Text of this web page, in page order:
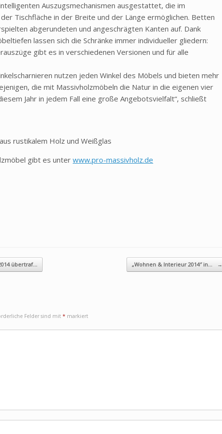
Auszugsmechanismen ausgestattet, die im
Tischfläche in der Breite und der Länge ermöglichen. Betten
abgerundeten und angeschrägten Kanten auf. Dank
lassen sich die Schränke immer individueller gliedern:
gibt es in verschiedenen Versionen und für alle
nutzen jeden Winkel des Möbels und bieten mehr
die mit Massivholzmöbeln die Natur in die eigenen vier
Jahr in jedem Fall eine große Angebotsvielfalt“, schließt
rustikalem Holz und Weißglas
gibt es unter www.pro-massivholz.de
übertraf… „Wohnen & Interieur 2014″ in… →
Felder sind mit * markiert